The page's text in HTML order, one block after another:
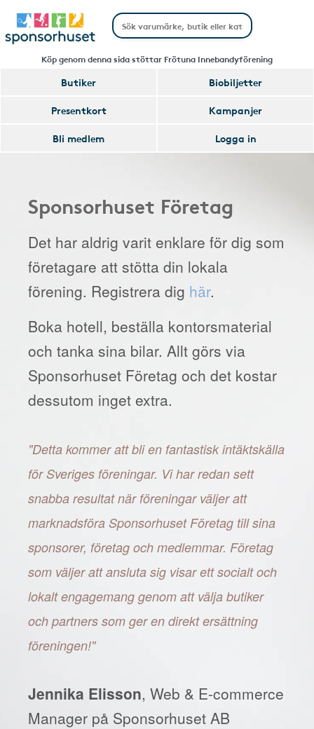
Köp genom denna sida stöttar Frötuna Innebandyförening
Butiker
Biobiljetter
Presentkort
Kampanjer
Bli medlem
Logga in
Sponsorhuset Företag
Det har aldrig varit enklare för dig som
företagare att stötta din lokala
förening. Registrera dig här.
Boka hotell, beställa kontorsmaterial
och tanka sina bilar. Allt görs via
Sponsorhuset Företag och det kostar
dessutom inget extra.
"Detta kommer att bli en fantastisk intäktskälla
för Sveriges föreningar. Vi har redan sett
snabba resultat när föreningar väljer att
marknadsföra Sponsorhuset Företag till sina
sponsorer, företag och medlemmar. Företag
som väljer att ansluta sig visar ett socialt och
lokalt engagemang genom att välja butiker
och partners som ger en direkt ersättning
föreningen!"
Jennika Elisson, Web & E-commerce
Manager på Sponsorhuset AB